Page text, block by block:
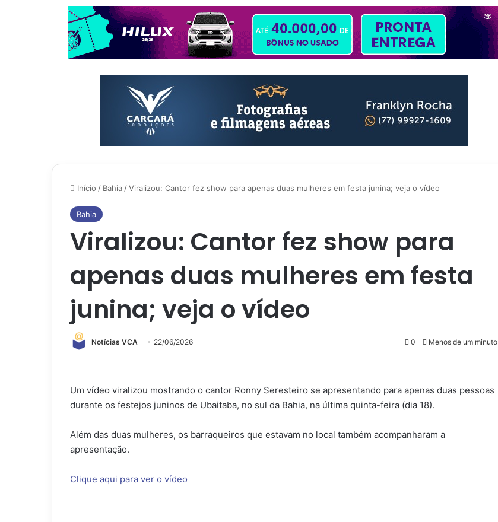
Início / Bahia /Viralizou: Cantor fez show para apenas duas mulheres em festa junina; veja o vídeo
Bahia
Viralizou: Cantor fez show para
apenas duas mulheres em festa
junina; veja o vídeo
Notícias VCA 22/06/2026 0 Menos de um minuto
Um vídeo viralizou mostrando o cantor Ronny Seresteiro se apresentando para apenas duas pessoas
durante os festejos juninos de Ubaitaba, no sul da Bahia, na última quinta-feira (dia 18).
Além das duas mulheres, os barraqueiros que estavam no local também acompanharam a
apresentação.
Clique aqui para ver o vídeo